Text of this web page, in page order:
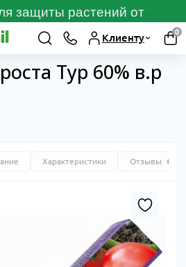
защиты растений от
ПЕРЕЙТИ Клиенту
0
и регуляторы роста растений
Тур 60% в.р
Характеристики Отзывы